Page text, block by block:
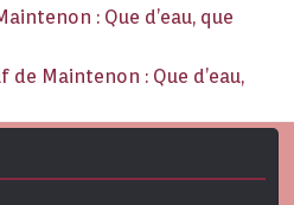
: Que d’eau, que
de Maintenon : Que d’eau,